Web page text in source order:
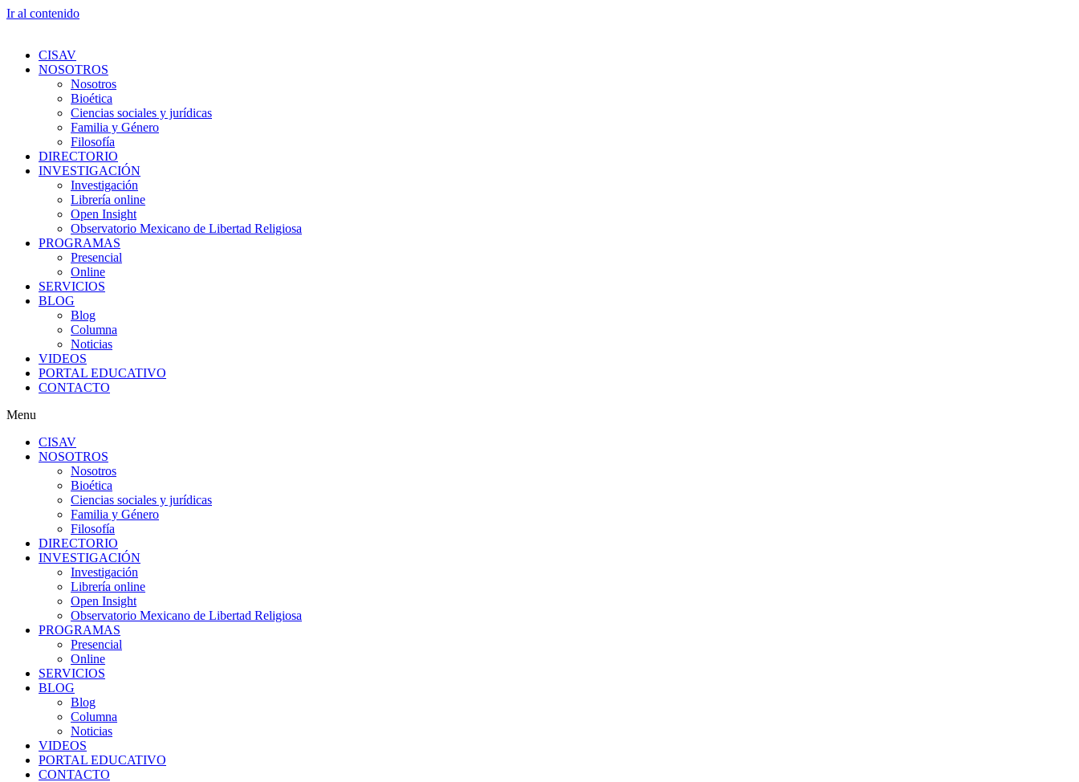
Ir al contenido
CISAV
NOSOTROS
Nosotros
Bioética
Ciencias sociales y jurídicas
Familia y Género
Filosofía
DIRECTORIO
INVESTIGACIÓN
Investigación
Librería online
Open Insight
Observatorio Mexicano de Libertad Religiosa
PROGRAMAS
Presencial
Online
SERVICIOS
BLOG
Blog
Columna
Noticias
VIDEOS
PORTAL EDUCATIVO
CONTACTO
Menu
CISAV
NOSOTROS
Nosotros
Bioética
Ciencias sociales y jurídicas
Familia y Género
Filosofía
DIRECTORIO
INVESTIGACIÓN
Investigación
Librería online
Open Insight
Observatorio Mexicano de Libertad Religiosa
PROGRAMAS
Presencial
Online
SERVICIOS
BLOG
Blog
Columna
Noticias
VIDEOS
PORTAL EDUCATIVO
CONTACTO